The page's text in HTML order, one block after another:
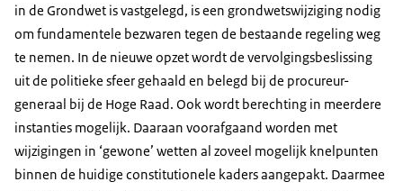
in de Grondwet is vastgelegd, is een grondwetswijziging nodig
om fundamentele bezwaren tegen de bestaande regeling weg
te nemen. In de nieuwe opzet wordt de vervolgingsbeslissing
uit de politieke sfeer gehaald en belegd bij de procureur-
generaal bij de Hoge Raad. Ook wordt berechting in meerdere
instanties mogelijk. Daaraan voorafgaand worden met
wijzigingen in ‘gewone’ wetten al zoveel mogelijk knelpunten
binnen de huidige constitutionele kaders aangepakt. Daarmee